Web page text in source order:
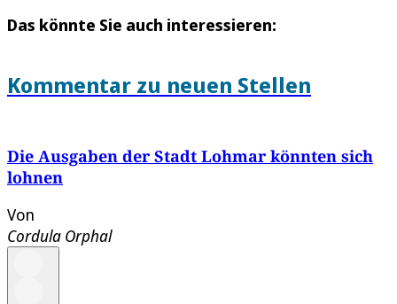
Das könnte Sie auch interessieren:
Kommentar zu neuen Stellen
Die Ausgaben der Stadt Lohmar könnten sich
lohnen
Von
Cordula Orphal